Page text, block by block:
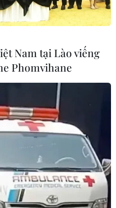
vong tại
Nam tại Lào viếng
Phomvihane